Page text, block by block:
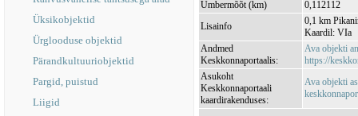
Üksikobjektid
Ürglooduse objektid
Pärandkultuuriobjektid
Pargid, puistud
Liigid
Ümbermõõt (km)
0,112112
Lisainfo
0,1 km
Kaardil: VIa
Andmed
Keskkonnaportaalis:
Ava objekti
https://
Asukoht
Keskkonnaportaali
kaardirakenduses:
Ava objekti